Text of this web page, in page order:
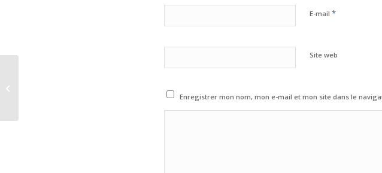
E-mail *
Site web
Enregistrer mon nom, mon e-mail et mon site dans le